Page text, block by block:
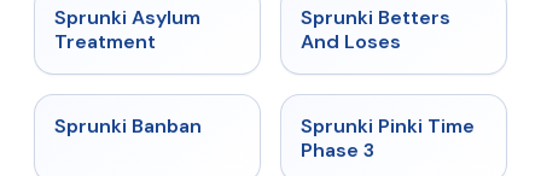
★
Sprunki Asylum
Treatment
★
Sprunki Betters
And Loses
★
Sprunki Banban ★ 4.9
Sprunki Pinki Time
Phase 3